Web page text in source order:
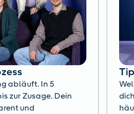
abläuft. In 5
zur Zusage. Dein
und